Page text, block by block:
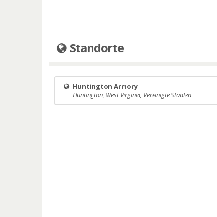
Standorte
Huntington Armory
Huntington, West Virginia, Vereinigte Staaten